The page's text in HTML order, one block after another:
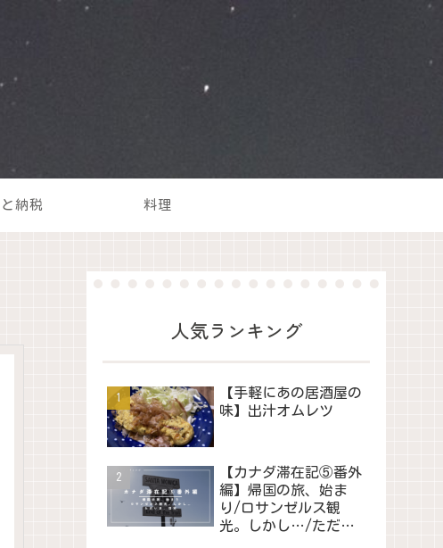
納税 料理
人気ランキング
【手軽にあの居酒屋の
味】出汁オムレツ
【カナダ滞在記⑤番外
編】帰国の旅、始ま
り/ロサンゼルス観
光。しかし…/ただい